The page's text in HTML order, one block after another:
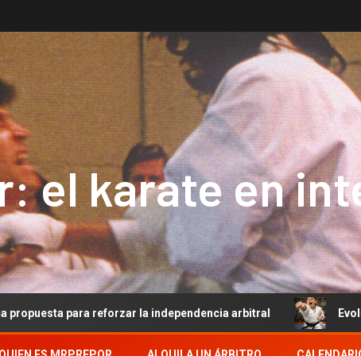
el karate en
para reforzar la independencia arbitral Evolución del